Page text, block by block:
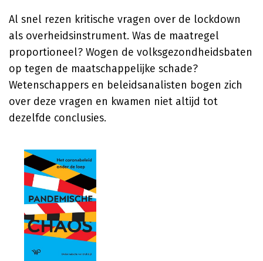
Al snel rezen kritische vragen over de lockdown
als overheidsinstrument. Was de maatregel
proportioneel? Wogen de volksgezondheidsbaten
op tegen de maatschappelijke schade?
Wetenschappers en beleidsanalisten bogen zich
over deze vragen en kwamen niet altijd tot
dezelfde conclusies.